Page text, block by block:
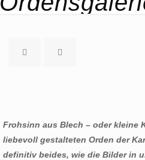
Frohsinn aus Blech – oder kleine
liebevoll gestalteten Orden der
definitiv beides, wie die Bilder in